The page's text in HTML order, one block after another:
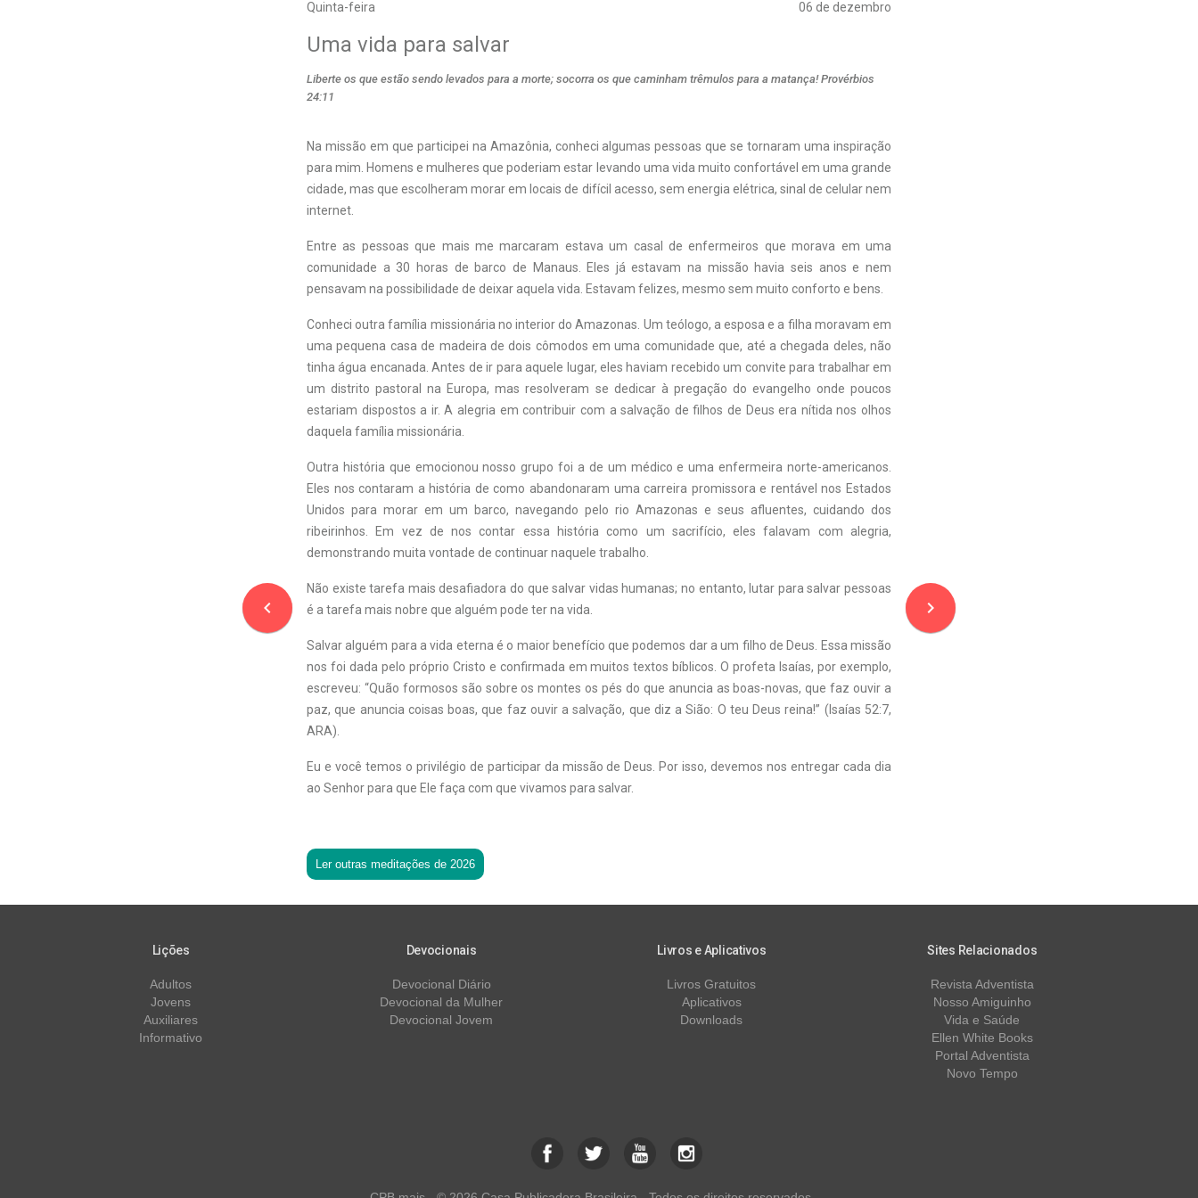
Quinta-feira 06 de dezembro
navigate_before
Uma vida para salvar
Liberte os que estão sendo levados para a morte; socorra os que caminham trêmulos para a matança! Provérbios
24:11
Na missão em que participei na Amazônia, conheci algumas pessoas que se tornaram uma inspiração
para mim. Homens e mulheres que poderiam estar levando uma vida muito confortável em uma grande
cidade, mas que escolheram morar em locais de difícil acesso, sem energia elétrica, sinal de celular nem
internet.
Entre as pessoas que mais me marcaram estava um casal de enfermeiros que morava em uma
comunidade a 30 horas de barco de Manaus. Eles já estavam na missão havia seis anos e nem
pensavam na possibilidade de deixar aquela vida. Estavam felizes, mesmo sem muito conforto e bens.
Conheci outra família missionária no interior do Amazonas. Um teólogo, a esposa e a filha moravam em
uma pequena casa de madeira de dois cômodos em uma comunidade que, até a chegada deles, não
tinha água encanada. Antes de ir para aquele lugar, eles haviam recebido um convite para trabalhar em
um distrito pastoral na Europa, mas resolveram se dedicar à pregação do evangelho onde poucos
estariam dispostos a ir. A alegria em contribuir com a salvação de filhos de Deus era nítida nos olhos
daquela família missionária.
Outra história que emocionou nosso grupo foi a de um médico e uma enfermeira norte-americanos.
Eles nos contaram a história de como abandonaram uma carreira promissora e rentável nos Estados
Unidos para morar em um barco, navegando pelo rio Amazonas e seus afluentes, cuidando dos
ribeirinhos. Em vez de nos contar essa história como um sacrifício, eles falavam com alegria,
demonstrando muita vontade de continuar naquele trabalho.
Não existe tarefa mais desafiadora do que salvar vidas humanas; no entanto, lutar para salvar pessoas
é a tarefa mais nobre que alguém pode ter na vida.
Salvar alguém para a vida eterna é o maior benefício que podemos dar a um filho de Deus. Essa missão
nos foi dada pelo próprio Cristo e confirmada em muitos textos bíblicos. O profeta Isaías, por exemplo,
escreveu: “Quão formosos são sobre os montes os pés do que anuncia as boas-novas, que faz ouvir a
paz, que anuncia coisas boas, que faz ouvir a salvação, que diz a Sião: O teu Deus reina!” (Isaías 52:7,
ARA).
Eu e você temos o privilégio de participar da missão de Deus. Por isso, devemos nos entregar cada dia
ao Senhor para que Ele faça com que vivamos para salvar.
Ler outras meditações de 2026
navigate_next
Lições
Adultos
Jovens
Auxiliares
Informativo
Devocionais
Devocional Diário
Devocional da Mulher
Devocional Jovem
Livros e Aplicativos
Livros Gratuitos
Aplicativos
Downloads
Sites Relacionados
Revista Adventista
Nosso Amiguinho
Vida e Saúde
Ellen White Books
Portal Adventista
Novo Tempo